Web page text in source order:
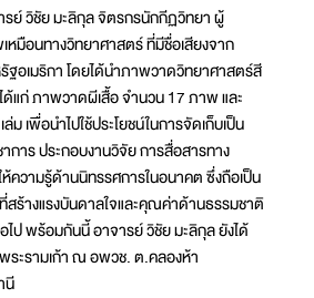
ย์ วิชัย มะลิกุล จิตรกรนักกีฏวิทยา ผู้
หมือนทางวิทยาศาสตร์ ที่มีชื่อเสียงจาก
ฐอเมริกา โดยได้นำภาพวาดวิทยาศาสตร์สี
แก่ ภาพวาดผีเสื้อ จำนวน 17 ภาพ และ
ม เพื่อนำไปใช้ประโยชน์ในการจัดเก็บเป็น
าการ ประกอบงานวิจัย การสื่อสารทาง
ความรู้ด้านนิทรรศการในอนาคต ซึ่งถือเป็น
ร้างแรงบันดาลใจและคุณค่าด้านธรรมชาติ
ป พร้อมกันนี้ อาจารย์ วิชัย มะลิกุล ยังได้
ะรามเก้า ณ อพวช. ต.คลองห้า
นี